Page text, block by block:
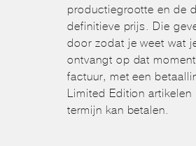
productiegrootte en de
definitieve prijs. Die
door zodat je weet wat
ontvangt op dat
factuur, met een
Limited Edition
termijn kan betalen.